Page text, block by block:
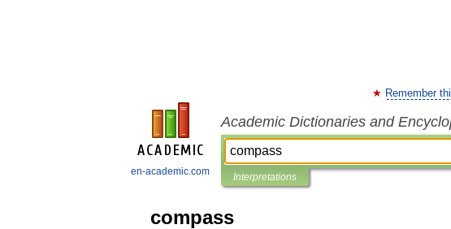
en-academic.com
Remember
Academic Dictionaries and
Interpretations
compass